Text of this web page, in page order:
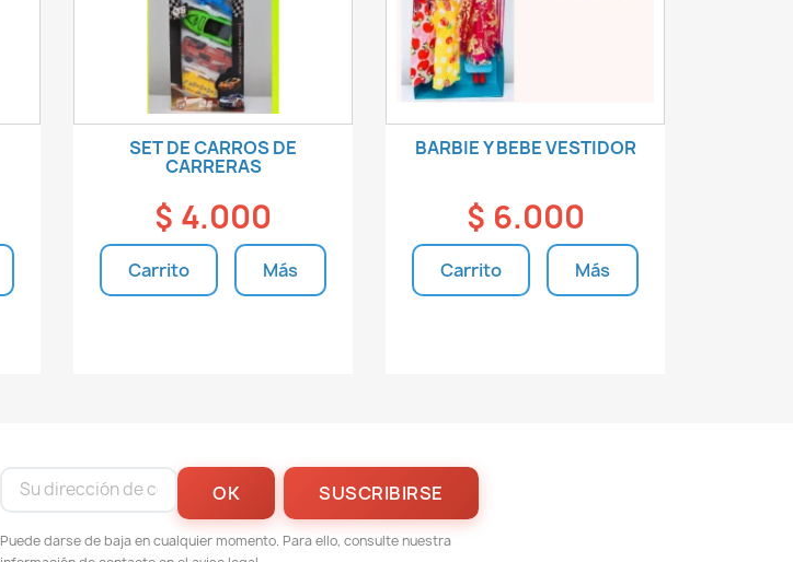
SET DE CARROS DE
CARRERAS
$ 4.000
Carrito Más
BARBIE Y BEBE VESTIDOR
$ 6.000
Carrito Más
Puede darse de baja en cualquier momento. Para ello, consulte nuestra